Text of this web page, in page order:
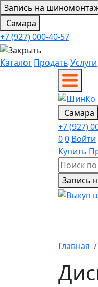
Запись на
Самара
+7 (927) 000-40-57
Каталог Продать Услуги
Самара
+7 (927)
00 Войти
Купить
Запись
Главная